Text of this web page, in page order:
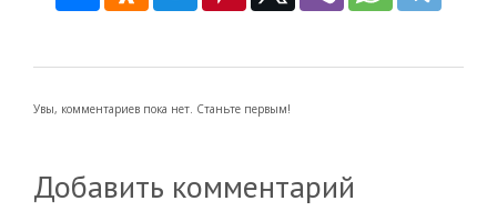
Увы, комментариев пока нет. Станьте первым!
Добавить комментарий